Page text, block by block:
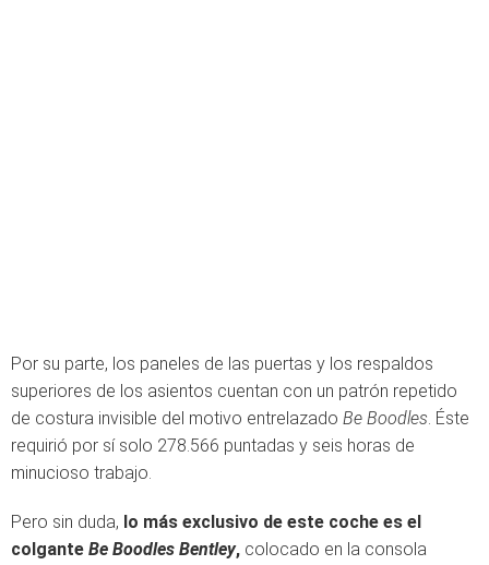
Por su parte, los paneles de las puertas y los respaldos
superiores de los asientos cuentan con un patrón repetido
de costura invisible del motivo entrelazado Be Boodles. Éste
requirió por sí solo 278.566 puntadas y seis horas de
minucioso trabajo.
Pero sin duda, lo más exclusivo de este coche es el
colgante Be Boodles Bentley, colocado en la consola